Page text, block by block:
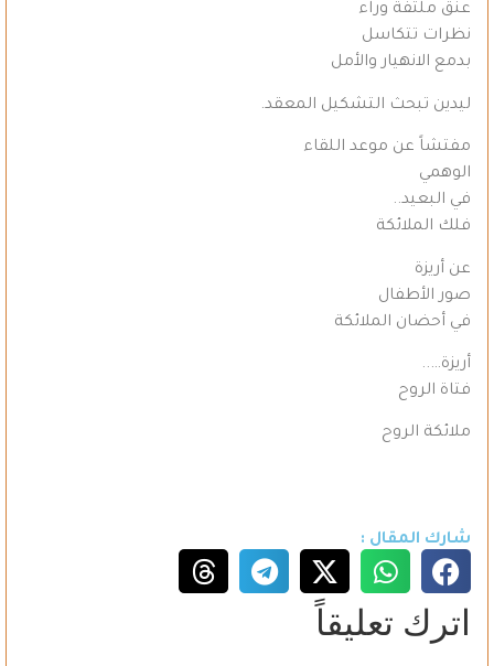
عنق ملتفة وراء
نظرات تتكاسل
بدمع الانهيار والأمل
ليدين تبحث التشكيل المعقد.
مفتشاً عن موعد اللقاء
الوهمي
في البعيد..
فلك الملائكة
عن أريزة
صور الأطفال
في أحضان الملائكة
أريزة…..
فتاة الروح
ملائكة الروح
شارك المقال :
اترك تعليقاً